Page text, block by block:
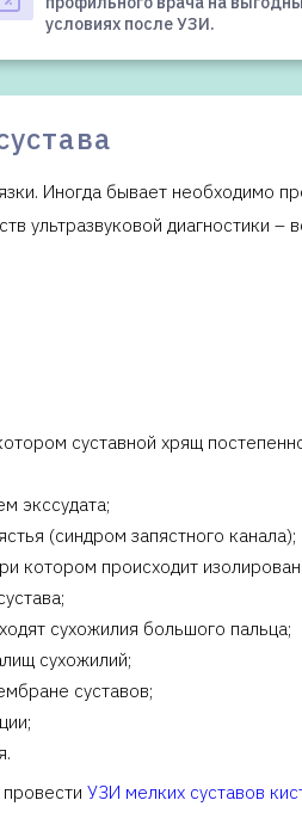
условиях после УЗИ.
Иногда бывает необходимо
ультразвуковой диагностики –
суставной хрящ
экссудата;
(синдром запястного канала);
котором происходит
сухожилия большого пальца;
сухожилий;
суставов;
УЗИ мелких суставов